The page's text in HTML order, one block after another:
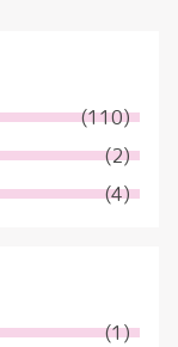
(110)
(2)
(4)
(1)